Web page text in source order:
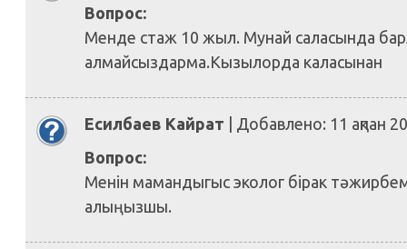
Вопрос:
Менде стаж 10 жыл. Мунай саласында
алмайсыздарма.Кызылорда каласынан
Есилбаев Кайрат | Добавлено: 11 ақпан
Вопрос:
Менін мамандыгыс эколог бірак
алыңызшы.